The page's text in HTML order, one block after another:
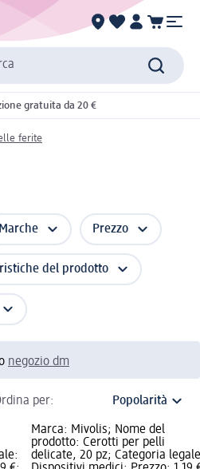
gratuita da 20 €
ferite
Marche Prezzo
del prodotto
negozio dm
per:
Marca: Mivolis; Nome del
prodotto: Cerotti per pelli
delicate, 20 pz; Categoria